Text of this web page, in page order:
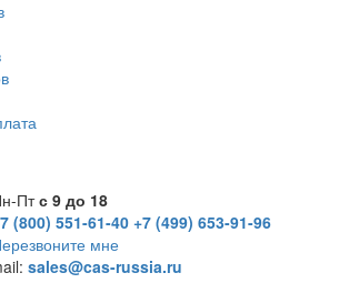
Птс 9 до 18
(800) 551-61-40 +7 (499) 653-91-96
мне
sales@cas-russia.ru